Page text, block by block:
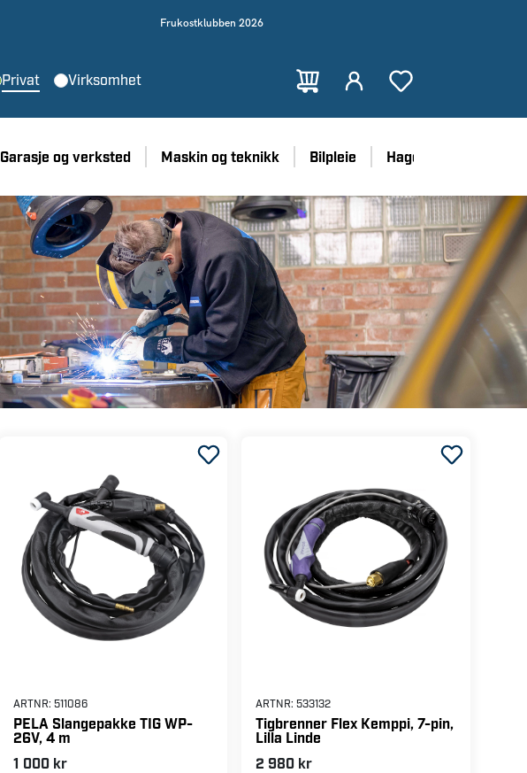
Frukostklubben 2026
Privat Virksomhet
Garasje og verksted Maskin og teknikk Bilpleie Hage
ARTNR: 511086
PELA Slangepakke TIG WP-
26V, 4 m
1 000 kr
ARTNR:533132
Tigbrenner Flex Kemppi, 7-pin,
Lilla Linde
2 980 kr